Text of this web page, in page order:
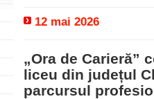
12 mai 2026
„Ora de Carieră”
liceu din județul
parcursul